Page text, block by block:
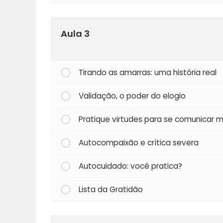
Aula 3
Tirando as amarras: uma história real
Validação, o poder do elogio
Pratique virtudes para se comunicar
Autocompaixão e crítica severa
Autocuidado: você pratica?
Lista da Gratidão